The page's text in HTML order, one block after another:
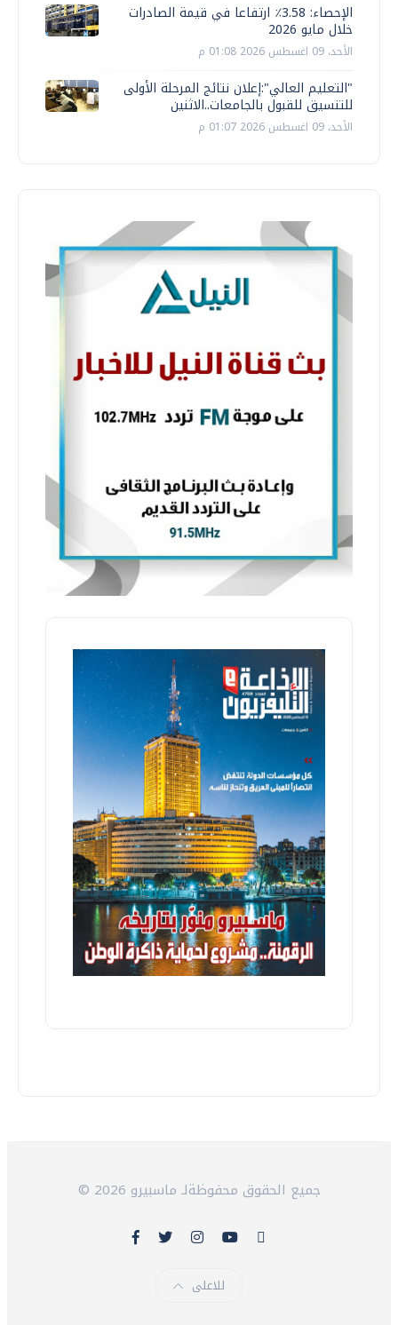
الإحصاء: 3.58٪ ارتفاعا في قيمة الصادرات
خلال مايو 2026
الأحد، 09 اغسطس 2026 01:08 م
"التعليم العالي":إعلان نتائج المرحلة الأولى
للتنسيق للقبول بالجامعات..الاثنين
الأحد، 09 اغسطس 2026 01:07 م
© 2026 جميع الحقوق محفوظةلـ ماسبيرو
للاعلى